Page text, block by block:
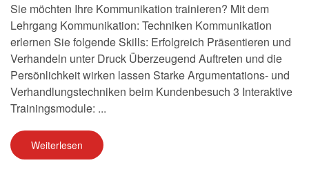
Sie möchten Ihre Kommunikation trainieren? Mit dem
Lehrgang Kommunikation: Techniken Kommunikation
erlernen Sie folgende Skills: Erfolgreich Präsentieren und
Verhandeln unter Druck Überzeugend Auftreten und die
Persönlichkeit wirken lassen Starke Argumentations- und
Verhandlungstechniken beim Kundenbesuch 3 Interaktive
Trainingsmodule: ...
Weiterlesen